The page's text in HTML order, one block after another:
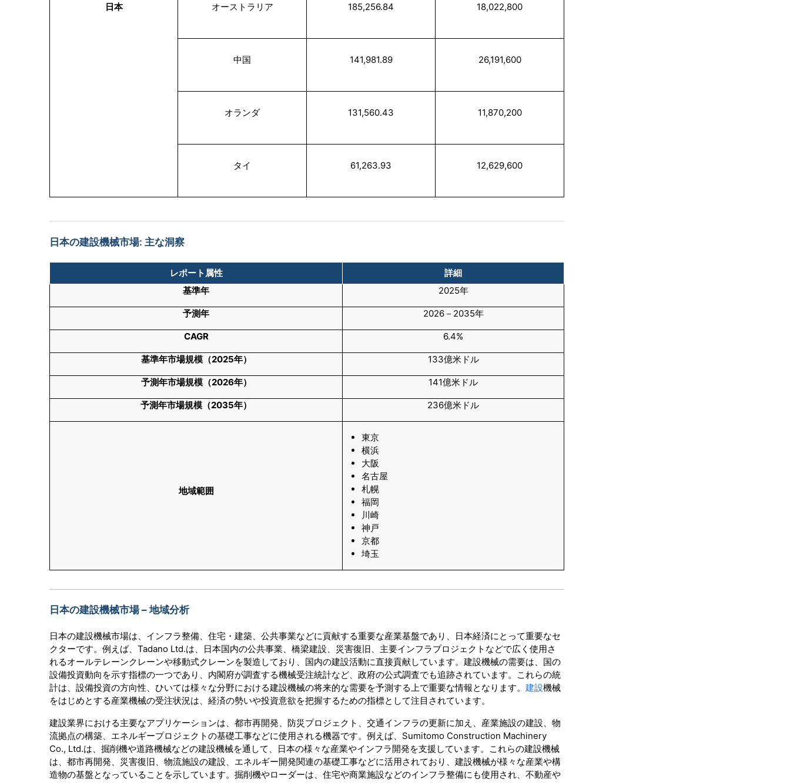
日本 オーストラリア 185,256.84 18,022,800
中国 141,981.89 26,191,600
オランダ 131,560.43 11,870,200
タイ 61,263.93 12,629,600
日本の建設機械市場: 主な洞察
レポート属性
詳細
基準年
2025年
予測年 2026－2035年
CAGR 6.4%
基準年市場規模（2025年） 133億米ドル
予測年市場規模（2026年） 141億米ドル
予測年市場規模（2035年） 236億米ドル
地域範囲
東京
横浜
大阪
名古屋
札幌
福岡
川崎
神戸
京都
埼玉
日本の建設機械市場 – 地域分析
日本の建設機械市場は、インフラ整備、住宅・建築、公共事業などに貢献する重要な産業基盤であり、日本経済にとって重要なセ
クターです。例えば、Tadano Ltd.は、日本国内の公共事業、橋梁建設、災害復旧、主要インフラプロジェクトなどで広く使用さ
れるオールテレーンクレーンや移動式クレーンを製造しており、国内の建設活動に直接貢献しています。建設機械の需要は、国の
設備投資動向を示す指標の一つであり、内閣府が調査する機械受注統計など、政府の公式調査でも追跡されています。これらの統
計は、設備投資の方向性、ひいては様々な分野における建設機械の将来的な需要を予測する上で重要な情報となります。 建設機械
をはじめとする産業機械の受注状況は、経済の勢いや投資意欲を把握するための指標として注目されています。
建設業界における主要なアプリケーションは、都市再開発、防災プロジェクト、交通インフラの更新に加え、産業施設の建設、物
流拠点の構築、エネルギープロジェクトの基礎工事などに使用される機器です。例えば、Sumitomo Construction Machinery
Co., Ltd.は、掘削機や道路機械などの建設機械を通して、日本の様々な産業やインフラ開発を支援しています。これらの建設機械
は、都市再開発、災害復旧、物流施設の建設、エネルギー開発関連の基礎工事などに活用されており、建設機械が様々な産業や構
造物の基盤となっていることを示しています。掘削機やローダーは、住宅や商業施設などのインフラ整備にも使用され、不動産や